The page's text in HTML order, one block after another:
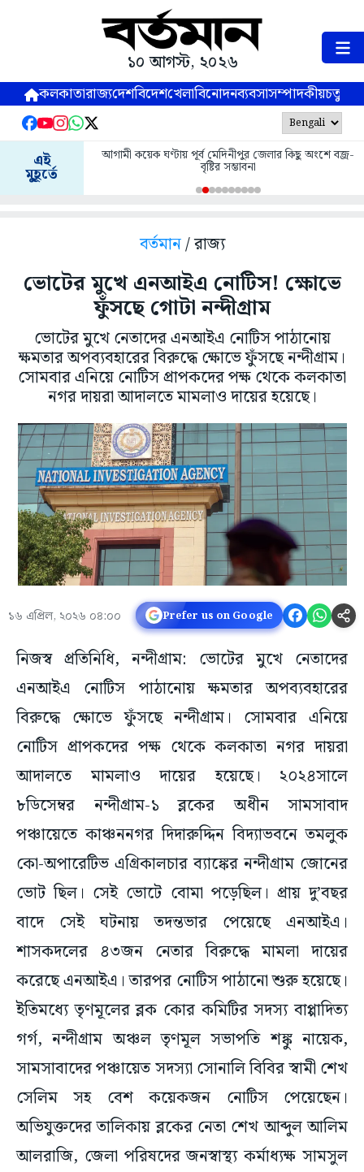
১০ আগস্ট, ২০২৬
কলকাতারাজ্যদেশবিদেশখেলাবিনোদনব্যবসাসম্পাদকীয়
এই
মুহূর্তে
আগামী কয়েক ঘণ্টায় পূর্ব মেদিনীপুর জেলার কিছু অংশে বজ্র-
বৃষ্টির সম্ভাবনা
বর্তমান/ রাজ্য
ভোটের মুখে এনআইএ নোটিস! ক্ষোভে
ফুঁসছে গোটা নন্দীগ্রাম
ভোটের মুখে নেতাদের এনআইএ নোটিস পাঠানোয়
ক্ষমতার অপব্যবহারের বিরুদ্ধে ক্ষোভে ফুঁসছে নন্দীগ্রাম।
সোমবার এনিয়ে নোটিস প্রাপকদের পক্ষ থেকে কলকাতা
নগর দায়রা আদালতে মামলাও দায়ের হয়েছে।
১৬ এপ্রিল, ২০২৬ ০৪:০০ Prefer us on Google
নিজস্ব প্রতিনিধি, নন্দীগ্রাম: ভোটের মুখে নেতাদের
এনআইএ নোটিস পাঠানোয় ক্ষমতার অপব্যবহারের
বিরুদ্ধে ক্ষোভে ফুঁসছে নন্দীগ্রাম। সোমবার এনিয়ে
নোটিস প্রাপকদের পক্ষ থেকে কলকাতা নগর দায়রা
আদালতে মামলাও দায়ের হয়েছে। ২০২৪সালে
৮ডিসেম্বর নন্দীগ্রাম-১ ব্লকের অধীন সামসাবাদ
পঞ্চায়েতে কাঞ্চননগর দিদারুদ্দিন বিদ্যাভবনে তমলুক
কো-অপারেটিভ এগ্রিকালচার ব্যাঙ্কের নন্দীগ্রাম জোনের
ভোট ছিল। সেই ভোটে বোমা পড়েছিল। প্রায় দু’বছর
বাদে সেই ঘটনায় তদন্তভার পেয়েছে এনআইএ।
শাসকদলের ৪৩জন নেতার বিরুদ্ধে মামলা দায়ের
করেছে এনআইএ। তারপর নোটিস পাঠানো শুরু হয়েছে।
ইতিমধ্যে তৃণমূলের ব্লক কোর কমিটির সদস্য বাপ্পাদিত্য
গর্গ, নন্দীগ্রাম অঞ্চল তৃণমূল সভাপতি শঙ্কু নায়েক,
সামসাবাদের পঞ্চায়েত সদস্যা সোনালি বিবির স্বামী শেখ
সেলিম সহ বেশ কয়েকজন নোটিস পেয়েছেন।
অভিযুক্তদের তালিকায় ব্লকের নেতা শেখ আব্দুল আলিম
আলরাজি, জেলা পরিষদের জনস্বাস্থ্য কর্মাধ্যক্ষ সামসুল